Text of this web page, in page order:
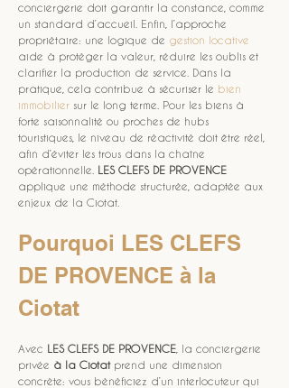
conciergerie doit garantir la constance, comme
un standard d’accueil. Enfin, l’approche
propriétaire: une logique de gestion locative
aide à protéger la valeur, réduire les oublis et
clarifier la production de service. Dans la
pratique, cela contribue à sécuriser le bien
immobilier sur le long terme. Pour les biens à
forte saisonnalité ou proches de hubs
touristiques, le niveau de réactivité doit être réel,
afin d’éviter les trous dans la chaîne
opérationnelle. LES CLEFS DE PROVENCE
applique une méthode structurée, adaptée aux
enjeux de la Ciotat.
Pourquoi LES CLEFS
DE PROVENCE à la
Ciotat
Avec LES CLEFS DE PROVENCE , la conciergerie
privée à la Ciotat prend une dimension
concrète: vous bénéficiez d’un interlocuteur qui